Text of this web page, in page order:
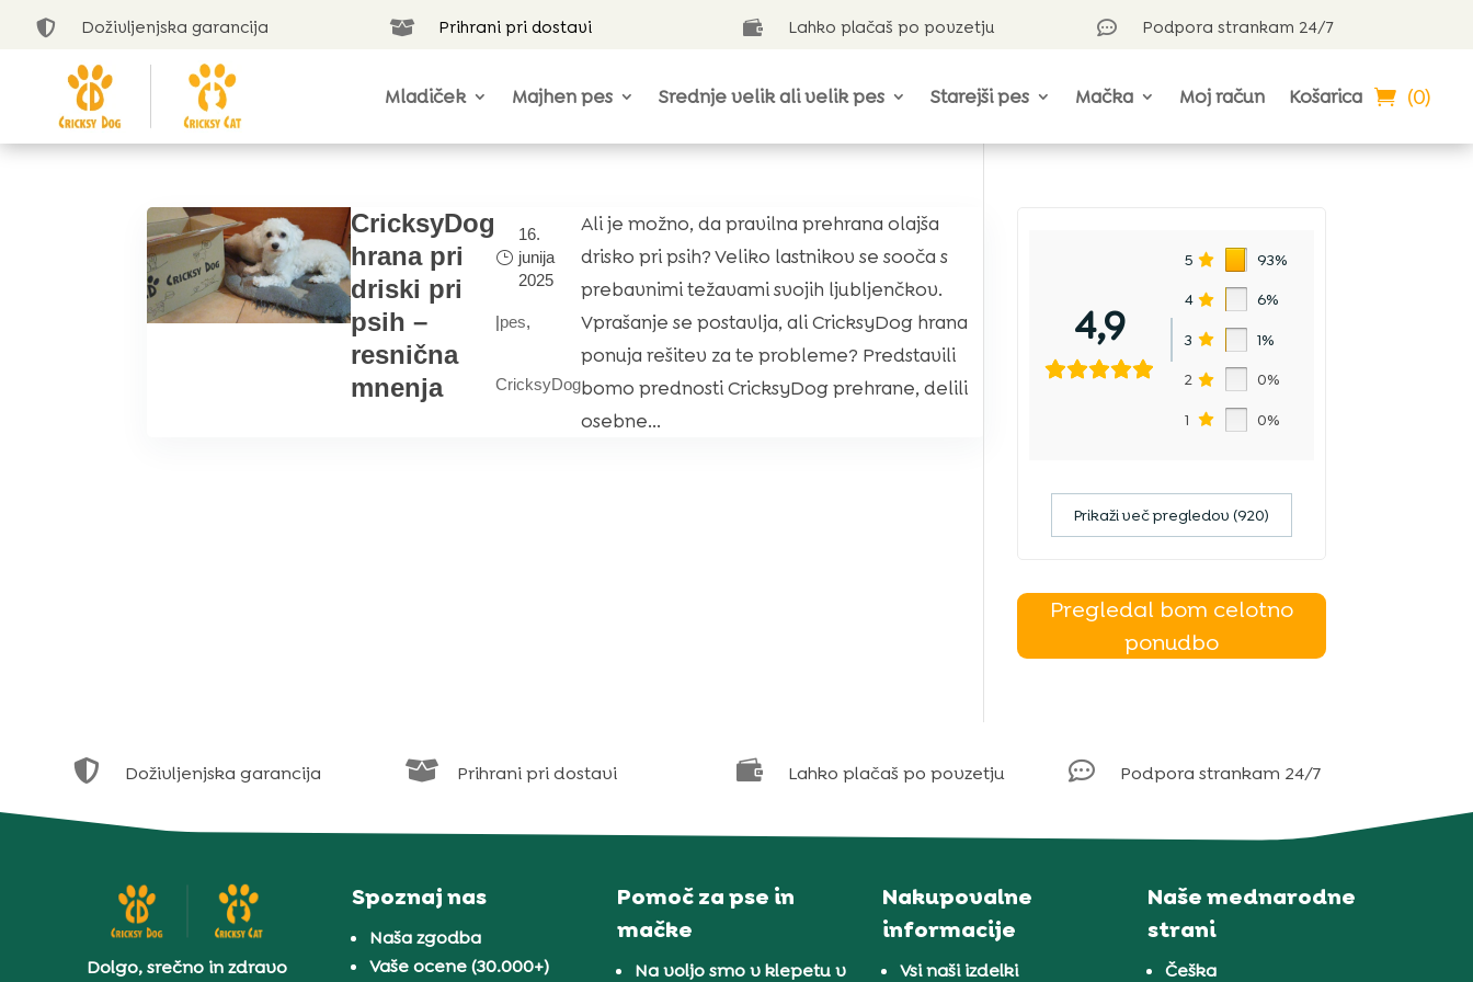
 Doživljenjska garancija  Prihrani pri dostavi  Lahko plačaš po povzetju  Podpora strankam 24/7
Mladiček Majhen pes Srednje velik ali velik pes Starejši pes Mačka Moj račun Košarica (0)
CricksyDog
hrana pri
driski pri
psih –
resnična
mnenja
16.
junija
2025
|pes,
CricksyDog
Ali je možno, da pravilna prehrana olajša
drisko pri psih? Veliko lastnikov se sooča s
prebavnimi težavami svojih ljubljenčkov.
Vprašanje se postavlja, ali CricksyDog hrana
ponuja rešitev za te probleme? Predstavili
bomo prednosti CricksyDog prehrane, delili
osebne...
4,9
5 93%
4 6%
3 1%
2 0%
1 0%
Prikaži več pregledov (920)
Pregledal bom celotno
ponudbo
 Doživljenjska garancija  Prihrani pri dostavi  Lahko plačaš po povzetju  Podpora strankam 24/7
Dolgo, srečno in zdravo
Spoznaj nas
Naša zgodba
Vaše ocene (30.000+)
Pomoč za pse in
mačke
Na voljo smo v klepetu v
Nakupovalne
informacije
Vsi naši izdelki
Naše mednarodne
strani
Češka